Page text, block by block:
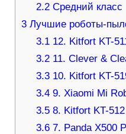
2.2 Средний класс
3Лучшие роботы-
3.1 12. Kitfort KT-
3.2 11. Clever &
3.3 10. Kitfort KT-
3.4 9. Xiaomi Mi
3.5 8. Kitfort KT-512
3.6 7. Panda X500